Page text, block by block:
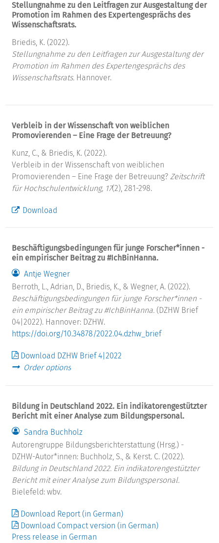
Stellungnahme zu den Leitfragen zur Ausgestaltung der
Promotion im Rahmen des Expertengesprächs des
Wissenschaftsrats.
Briedis, K. (2022).
Stellungnahme zu den Leitfragen zur Ausgestaltung der
Promotion im Rahmen des Expertengesprächs des
Wissenschaftsrats. Hannover.
Verbleib in der Wissenschaft von weiblichen
Promovierenden – Eine Frage der Betreuung?
Kunz, C., & Briedis, K. (2022).
Verbleib in der Wissenschaft von weiblichen
Promovierenden – Eine Frage der Betreuung? Zeitschrift
für Hochschulentwicklung, 17(2), 281-298.
Download
Beschäftigungsbedingungen für junge Forscher*innen -
ein empirischer Beitrag zu #IchBinHanna.
Antje Wegner
Berroth, L., Adrian, D., Briedis, K., & Wegner, A. (2022).
Beschäftigungsbedingungen für junge Forscher*innen -
ein empirischer Beitrag zu #IchBinHanna. (DZHW Brief
04|2022). Hannover: DZHW.
https://doi.org/10.34878/2022.04.dzhw_brief
Download DZHW Brief 4|2022
Order options
Bildung in Deutschland 2022. Ein indikatorengestützter
Bericht mit einer Analyse zum Bildungspersonal.
Sandra Buchholz
Autorengruppe Bildungsberichterstattung (Hrsg.) -
DZHW-Autor*innen: Buchholz, S., & Kerst. C. (2022).
Bildung in Deutschland 2022. Ein indikatorengestützter
Bericht mit einer Analyse zum Bildungspersonal.
Bielefeld: wbv.
Download Report (in German)
Download Compact version (in German)
Press release in German